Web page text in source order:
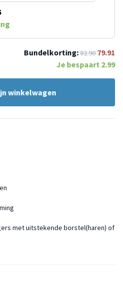
Bundelkorting:82.90 79.91
Je bespaart 2.99
winkelwagen
met uitstekende borstel(haren) of